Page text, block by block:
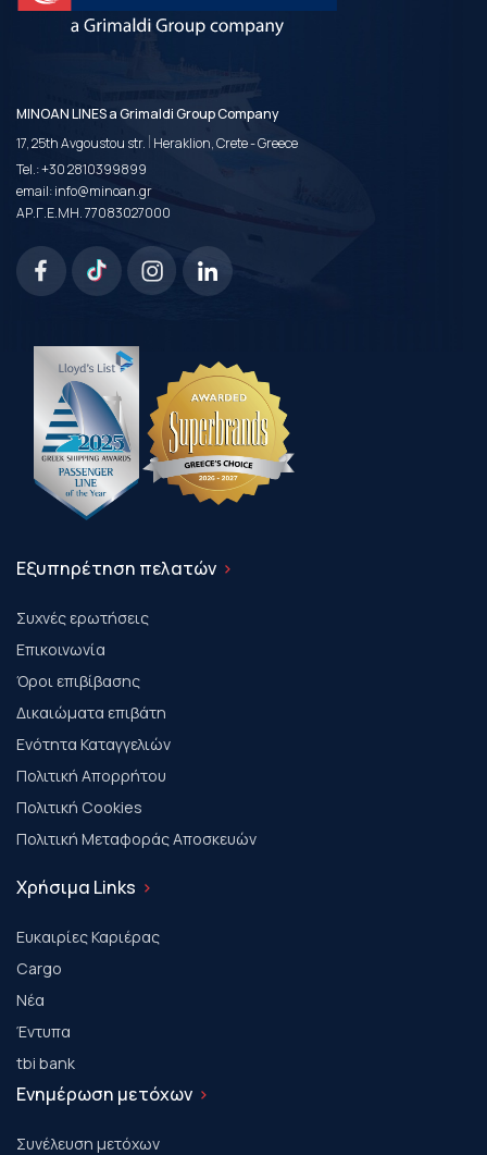
MINOAN LINES a Grimaldi Group Company
17, 25th Avgoustou str. | Heraklion, Crete - Greece
Tel.:+30 2810399899
email:info@minoan.gr
ΑΡ.Γ.Ε.ΜΗ. 77083027000
Εξυπηρέτηση πελατών
Συχνές ερωτήσεις
Επικοινωνία
Όροι επιβίβασης
Δικαιώματα επιβάτη
Ενότητα Καταγγελιών
Πολιτική Απορρήτου
Πολιτική Cookies
Πολιτική Μεταφοράς Αποσκευών
Χρήσιμα Links
Ευκαιρίες Καριέρας
Cargo
Νέα
Έντυπα
tbi bank
Ενημέρωση μετόχων
Συνέλευση μετόχων